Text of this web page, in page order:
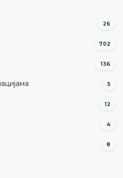
26
702
136
5
12
4
8